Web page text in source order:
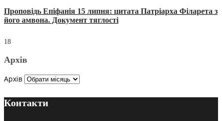
Проповідь Епіфанія 15 липня: цитата Патріарха Філарета з
його амвона. Документ тяглості
18
Архів
Архів
Контакти